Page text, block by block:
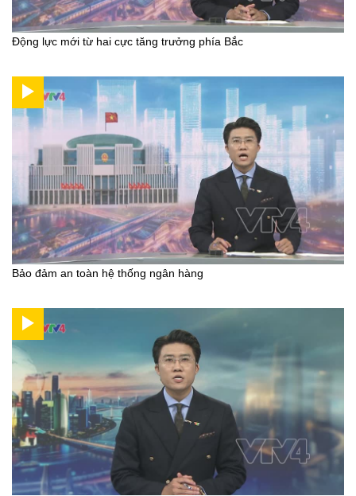
Động lực mới từ hai cực tăng trưởng phía Bắc
Bảo đảm an toàn hệ thống ngân hàng